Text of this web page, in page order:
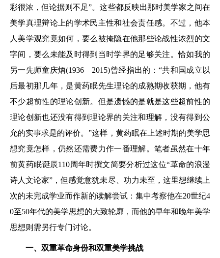
彩很浓，但论据则不足”。这些都反映出那时美学家之间在
美学真理辩论上的学术民主性和社会责任感。不过，他本
人美学观究竟如何，要么被掩隐在他那些论战性浓烈的文
字间，要么未能及时得到当时学界的足够关注。恰如我的
另一先师童庆炳(1936—2015)曾经指出的：“共和国成立以
后最初那几年，是黄药眠先生理论的成熟期收获期，他有
不少超前性的理论创新。但是遗憾的是就是这些超前性的
理论创新也还没有得到理论界的关注和理解，没有得到公
允的实事求是的评价。”这样，黄药眠在上述时期的美学思
想究竟怎样，仍然还需费力作一番理解。笔者虽然在十年
前黄药眠诞辰110周年时撰文简要分析过这位“革命的浪漫
诗人文论家”，但感觉意犹未尽、功力未至，这里想继续上
次的未完成学业而作新的读解尝试：集中考察他在20世纪4
0至50年代的美学思想的大致轮廓，而他的早年和晚年美学
思想则需另行专门讨论。
一、双重革命身份和双重美学挑战